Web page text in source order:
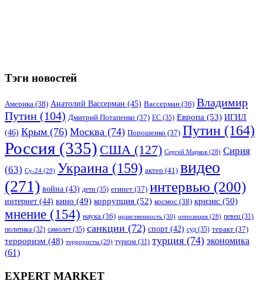
Тэги новостей
Америка (38) Анатолий Вассерман (45) Вассерман (36) Владимир
Путин (104) Дмитрий Потапенко (37) ЕС (35) Европа (53) ИГИЛ
(46) Крым (76) Москва (74) Порошенко (37) Путин (164)
Россия (335) США (127) Сергей Марков (28) Сирия
(63) Су-24 (29) Украина (159) актер (41) видео
(271) война (43) дети (35) египет (37) интервью (200)
интернет (44) кино (49) коррупция (52) космос (38) кризис (50)
мнение (154) наука (36) нравственность (30) оппозиция (28) певец (31)
политика (32) самолет (35) санкции (72) спорт (42) суд (35) теракт (37)
терроризм (48) террористы (29) туризм (31) турция (74) экономика
(61)
EXPERT MARKET